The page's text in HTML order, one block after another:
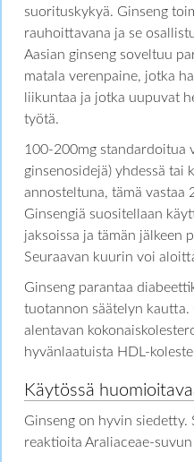
suorituskykyä. Ginseng
rauhoittavana ja se
Aasian ginseng soveltuu
matala verenpaine, jotka
liikuntaa ja jotka uupuvat
työtä.
100-200mg standardoitua
ginsenosidejä) yhdessä tai
annosteltuna, tämä vastaa
Ginsengiä suositellaan
jaksoissa ja tämän jälkeen
Seuraavan kuurin voi
Ginseng parantaa
tuotannon säätelyn kautta.
alentavan
hyvänlaatuista HDL-
Käytössä
Ginseng on hyvin siedetty.
reaktioita Araliaceae-